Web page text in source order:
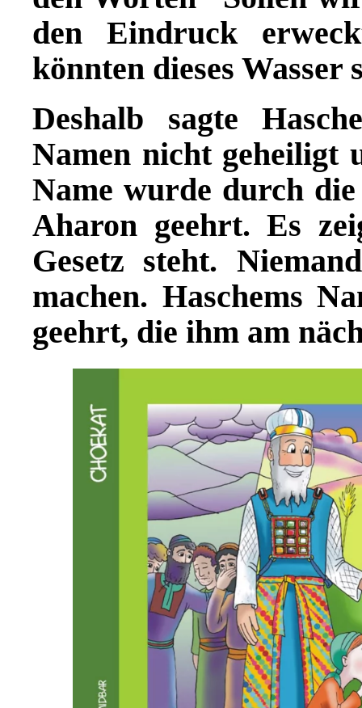
den Eindruck
könnten dieses Wasser
Deshalb sagte
Namen nicht geheiligt
Name wurde durch
Aharon geehrt. Es
Gesetz steht.
machen. Haschems
geehrt, die ihm am